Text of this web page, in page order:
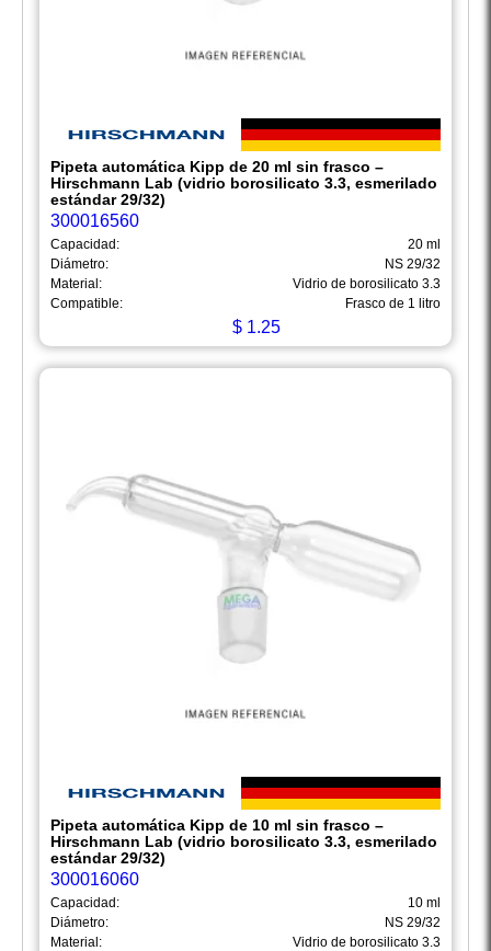
Pipeta automática Kipp de 20 ml sin frasco –
Hirschmann Lab (vidrio borosilicato 3.3, esmerilado
estándar 29/32)
300016560
Capacidad:
20 ml
Diámetro:
NS 29/32
Material:
Vidrio de borosilicato 3.3
Compatible:
Frasco de 1 litro
$ 1.25
Pipeta automática Kipp de 10 ml sin frasco –
Hirschmann Lab (vidrio borosilicato 3.3, esmerilado
estándar 29/32)
300016060
Capacidad:
10 ml
Diámetro:
NS 29/32
Material:
Vidrio de borosilicato 3.3